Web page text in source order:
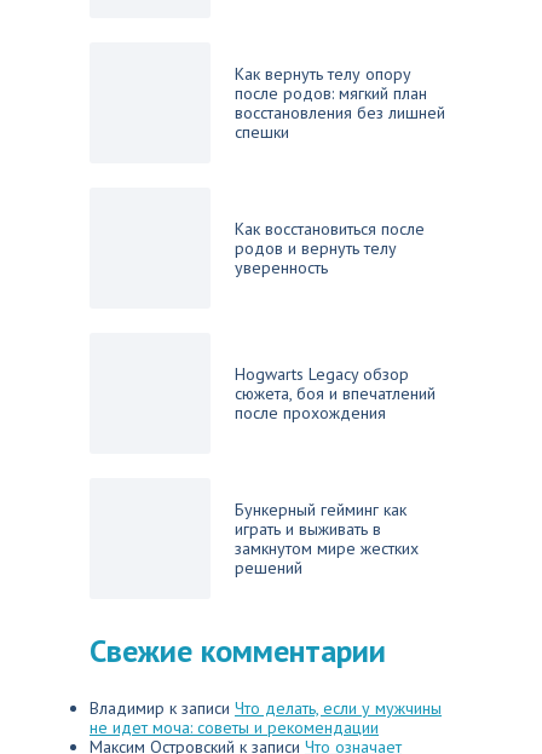
Как вернуть телу опору
после родов: мягкий план
восстановления без лишней
спешки
Как восстановиться после
родов и вернуть телу
уверенность
Hogwarts Legacy обзор
сюжета, боя и впечатлений
после прохождения
Бункерный гейминг как
играть и выживать в
замкнутом мире жестких
решений
Свежие комментарии
Владимир к записи Что делать, если у мужчины
не идет моча: советы и рекомендации
Максим Островский к записи Что означает